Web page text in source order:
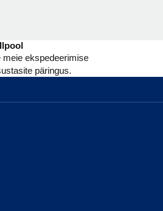
meie ekspedeerimise
päringus.